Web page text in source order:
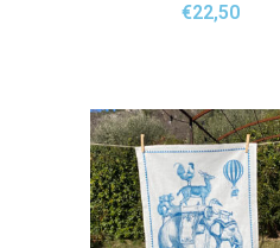
€22,50